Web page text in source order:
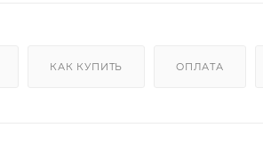
КАК КУПИТЬ ОПЛАТА